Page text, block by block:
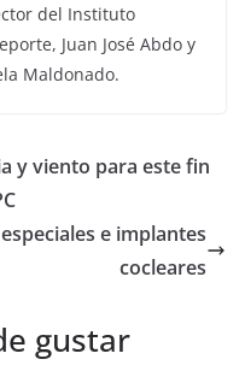
del Instituto
Juan José Abdo y
Maldonado.
y viento para este fin
e implantes
cocleares
gustar